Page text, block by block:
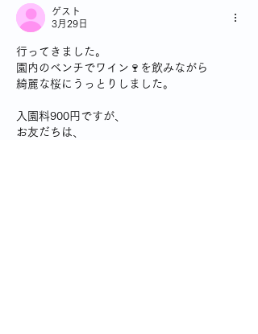
ゲスト
3月29日
行ってきました。
園内のベンチでワイン🍷を飲みながら
綺麗な桜にうっとりしました。
入園料900円ですが、
お友だちは、